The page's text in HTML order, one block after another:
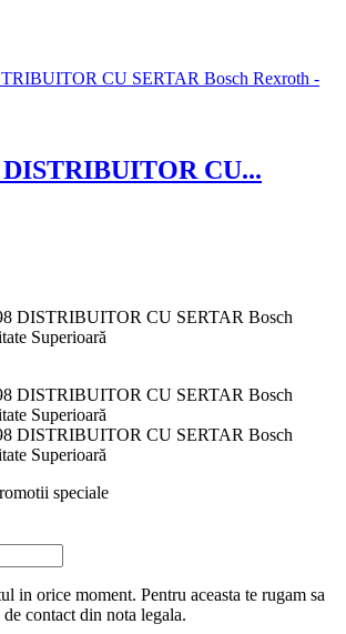
DISTRIBUITOR CU...
speciale
in orice moment. Pentru aceasta te rugam sa
contact din nota legala.